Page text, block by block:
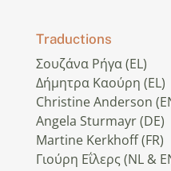
Traductions
Σουζάνα Ρήγα (EL)
Δήμητρα Καούρη (EL)
Christine Anderson
Angela Sturmayr (DE)
Martine Kerkhoff (FR)
Γιούρη Εΐλερς (NL &